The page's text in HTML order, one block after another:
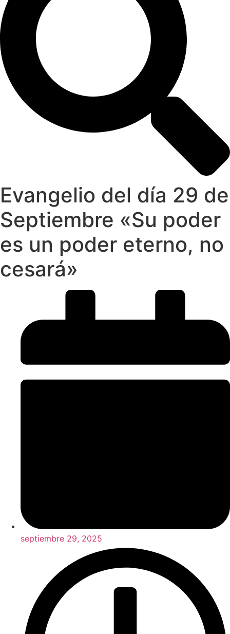
Evangelio del día 29 de
Septiembre «Su poder
es un poder eterno, no
cesará»
septiembre 29, 2025